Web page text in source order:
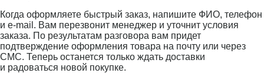
Когда оформляете быстрый заказ, напишите ФИО, телефон
и e-mail. Вам перезвонит менеджер и уточнит условия
заказа. По результатам разговора вам придет
подтверждение оформления товара на почту или через
СМС. Теперь останется только ждать доставки
и радоваться новой покупке.